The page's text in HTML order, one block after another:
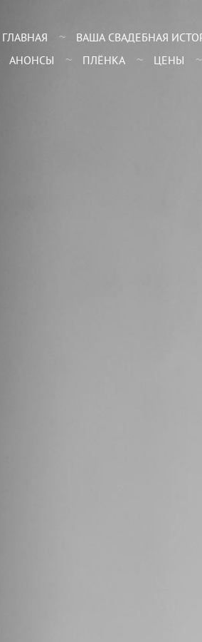
ГЛАВНАЯ ВАША СВАДЕБНАЯ
АНОНСЫ ПЛЁНКА ЦЕНЫ